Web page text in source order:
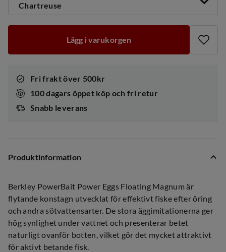
Chartreuse
Lägg i varukorgen
Fri frakt över 500kr
100 dagars öppet köp och fri retur
Snabb leverans
Produktinformation
Berkley PowerBait Power Eggs Floating Magnum är
flytande konstagn utvecklat för effektivt fiske efter öring
och andra sötvattensarter. De stora äggimitationerna ger
hög synlighet under vattnet och presenterar betet
naturligt ovanför botten, vilket gör det mycket attraktivt
för aktivt betande fisk.